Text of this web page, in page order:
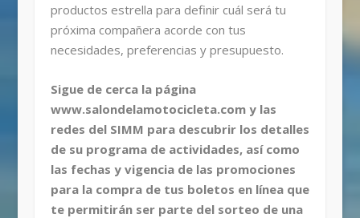
productos estrella para definir cuál será tu
próxima compañera acorde con tus
necesidades, preferencias y presupuesto.
Sigue de cerca la página
www.salondelamotocicleta.com y las
redes del SIMM para descubrir los detalles
de su programa de actividades, así como
las fechas y vigencia de las promociones
para la compra de tus boletos en línea que
te permitirán ser parte del sorteo de una